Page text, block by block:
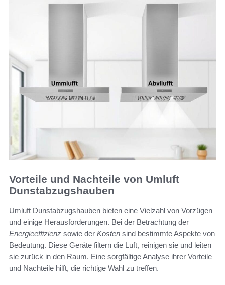
Vorteile und Nachteile von Umluft
Dunstabzugshauben
Umluft Dunstabzugshauben bieten eine Vielzahl von Vorzügen
und einige Herausforderungen. Bei der Betrachtung der
Energieeffizienz sowie der Kosten sind bestimmte Aspekte von
Bedeutung. Diese Geräte filtern die Luft, reinigen sie und leiten
sie zurück in den Raum. Eine sorgfältige Analyse ihrer Vorteile
und Nachteile hilft, die richtige Wahl zu treffen.